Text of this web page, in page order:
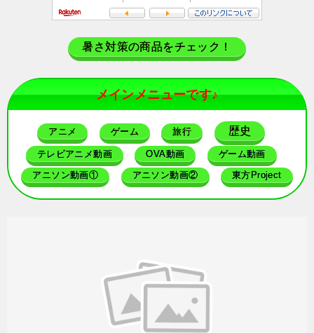
暑さ対策の商品をチェック！
メインメニューです♪
アニメ ゲーム 旅行 歴史
テレビアニメ動画 OVA動画 ゲーム動画
アニソン動画① アニソン動画② 東方Project